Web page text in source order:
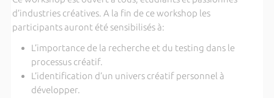
d’industries créatives. A la fin de ce workshop les
participants auront été sensibilisés à:
L’importance de la recherche et du testing dans le
processus créatif.
L’identification d’un univers créatif personnel à
développer.